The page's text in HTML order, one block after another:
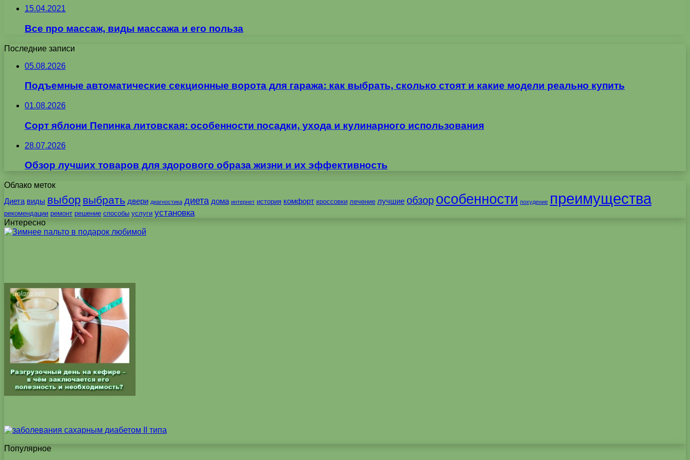
15.04.2021
Все про массаж, виды массажа и его польза
Последние записи
05.08.2026
Подъемные автоматические секционные ворота для гаража: как выбрать, сколько стоят и какие модели реально купить
01.08.2026
Сорт яблони Пепинка литовская: особенности посадки, ухода и кулинарного использования
28.07.2026
Обзор лучших товаров для здорового образа жизни и их эффективность
Облако меток
Диета виды выбор выбрать двери диагностика диета дома интернет история комфорт кроссовки лечение лучшие обзор особенности похудение преимущества
рекомендации ремонт решение способы услуги установка
Интересно
Популярное